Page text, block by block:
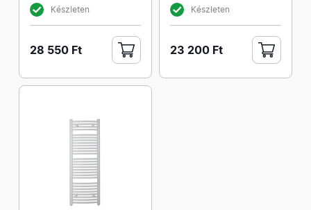
Készleten
28 550 Ft
Készleten
23 200 Ft